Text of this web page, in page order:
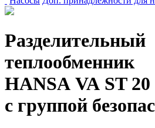
Разделительный
теплообменник
HANSA VA ST
с группой